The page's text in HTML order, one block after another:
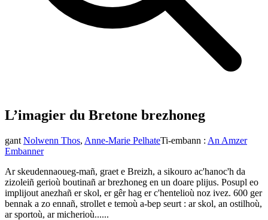
L’imagier du Bretone brezhoneg
gant Nolwenn Thos, Anne-Marie PelhateTi-embann : An Amzer
Embanner
Ar skeudennaoueg-mañ, graet e Breizh, a sikouro ac'hanoc'h da
zizoleiñ gerioù boutinañ ar brezhoneg en un doare plijus. Posupl eo
implijout anezhañ er skol, er gêr hag er c'hentelioù noz ivez. 600 ger
bennak a zo ennañ, strollet e temoù a-bep seurt : ar skol, an ostilhoù,
ar sportoù, ar micherioù......